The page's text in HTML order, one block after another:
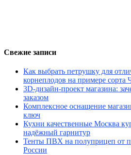
Свежие записи
Как выбрать петрушку для
корнеплодов на примере сорта
3D-дизайн-проект магазина:
заказом
Комплексное оснащение
ключ
Кухни качественные Москва
надёжный гарнитур
Тенты ПВХ на полуприцеп от
России